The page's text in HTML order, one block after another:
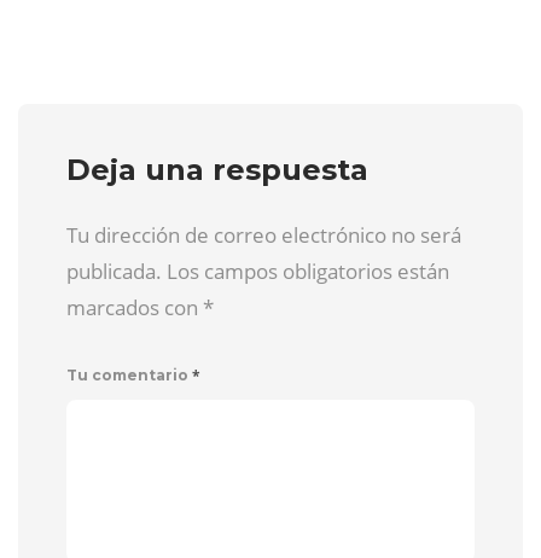
Deja una respuesta
Tu dirección de correo electrónico no será
publicada. Los campos obligatorios están
marcados con *
Tu comentario *